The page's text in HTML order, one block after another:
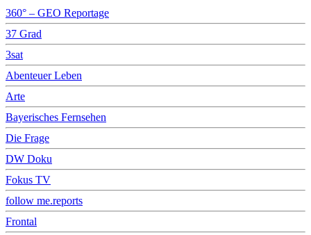
360° – GEO Reportage
37 Grad
3sat
Abenteuer Leben
Arte
Bayerisches Fernsehen
Die Frage
DW Doku
Fokus TV
follow me.reports
Frontal